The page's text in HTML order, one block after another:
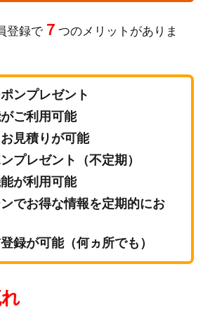
登録で ７つのメリットがありま
ンプレゼント
ご利用可能
見積りが可能
プレゼント（不定期）
が利用可能
でお得な情報を定期的にお
録が可能（何ヵ所でも）